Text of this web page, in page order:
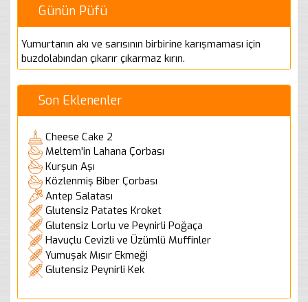
Günün Püfü
Yumurtanın akı ve sarısının birbirine karışmaması için
buzdolabından çıkarır çıkarmaz kırın.
Son Eklenenler
Cheese Cake 2
Meltem'in Lahana Çorbası
Kurşun Aşı
Közlenmiş Biber Çorbası
Antep Salatası
Glutensiz Patates Kroket
Glutensiz Lorlu ve Peynirli Poğaça
Havuçlu Cevizli ve Üzümlü Muffinler
Yumuşak Mısır Ekmeği
Glutensiz Peynirli Kek